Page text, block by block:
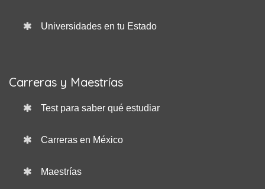
Universidades en tu Estado
Carreras y Maestrías
Test para saber qué estudiar
Carreras en México
Maestrías